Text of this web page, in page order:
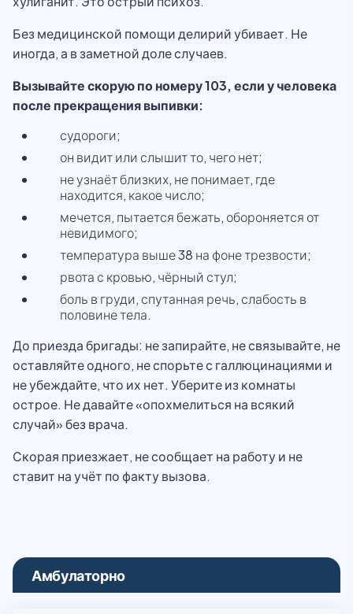
Без медицинской помощи делирий убивает. Не
иногда, а в заметной доле случаев.
Вызывайте скорую по номеру 103, если у человека
после прекращения выпивки:
судороги;
он видит или слышит то, чего нет;
не узнаёт близких, не понимает, где
находится, какое число;
мечется, пытается бежать, обороняется от
невидимого;
температура выше 38 на фоне трезвости;
рвота с кровью, чёрный стул;
боль в груди, спутанная речь, слабость в
половине тела.
До приезда бригады: не запирайте, не связывайте, не
оставляйте одного, не спорьте с галлюцинациями и
не убеждайте, что их нет. Уберите из комнаты
острое. Не давайте «опохмелиться на всякий
случай» без врача.
Скорая приезжает, не сообщает на работу и не
ставит на учёт по факту вызова.
Амбулаторно